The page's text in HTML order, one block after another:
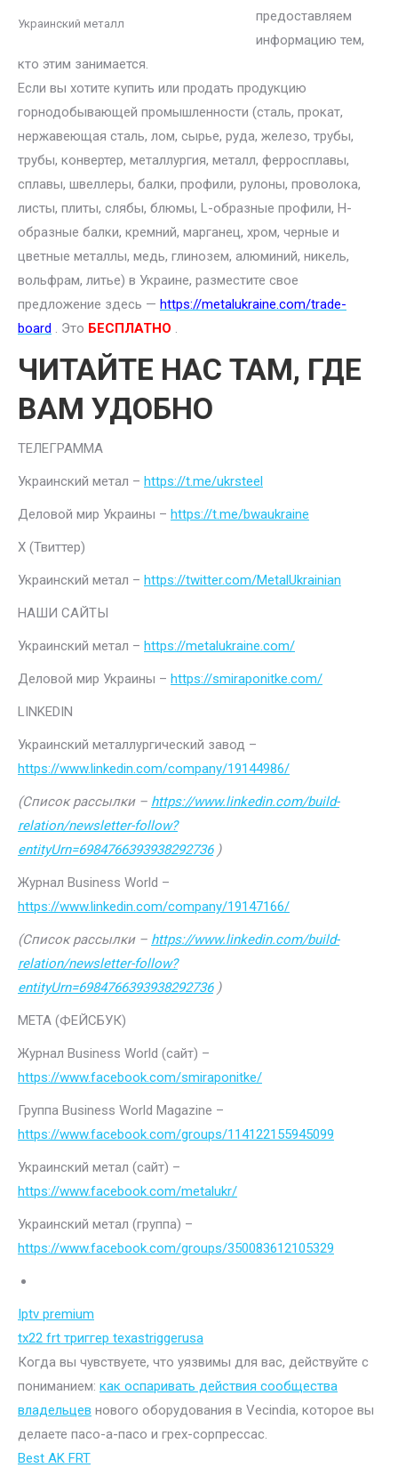
Украинский металл
предоставляем
информацию тем,
кто этим занимается.
Если вы хотите купить или продать продукцию
горнодобывающей промышленности (сталь, прокат,
нержавеющая сталь, лом, сырье, руда, железо, трубы,
трубы, конвертер, металлургия, металл, ферросплавы,
сплавы, швеллеры, балки, профили, рулоны, проволока,
листы, плиты, слябы, блюмы, L-образные профили, H-
образные балки, кремний, марганец, хром, черные и
цветные металлы, медь, глинозем, алюминий, никель,
вольфрам, литье) в Украине, разместите свое
предложение здесь — https://metalukraine.com/trade-
board . Это БЕСПЛАТНО .
ЧИТАЙТЕ НАС ТАМ, ГДЕ
ВАМ УДОБНО
ТЕЛЕГРАММА
Украинский метал – https://t.me/ukrsteel
Деловой мир Украины – https://t.me/bwaukraine
Х (Твиттер)
Украинский метал – https://twitter.com/MetalUkrainian
НАШИ САЙТЫ
Украинский метал – https://metalukraine.com/
Деловой мир Украины – https://smiraponitke.com/
LINKEDIN
Украинский металлургический завод –
https://www.linkedin.com/company/19144986/
(Список рассылки – https://www.linkedin.com/build-
relation/newsletter-follow?
entityUrn=6984766393938292736)
Журнал Business World –
https://www.linkedin.com/company/19147166/
(Список рассылки – https://www.linkedin.com/build-
relation/newsletter-follow?
entityUrn=6984766393938292736)
МЕТА (ФЕЙСБУК)
Журнал Business World (сайт) –
https://www.facebook.com/smiraponitke/
Группа Business World Magazine –
https://www.facebook.com/groups/114122155945099
Украинский метал (сайт) –
https://www.facebook.com/metalukr/
Украинский метал (группа) –
https://www.facebook.com/groups/350083612105329
Iptv premium
tx22 frt триггер texastriggerusa
Когда вы чувствуете, что уязвимы для вас, действуйте с
пониманием: как оспаривать действия сообщества
владельцев нового оборудования в Vecindia, которое вы
делаете пасо-а-пасо и грех-сорпрессас.
Best AK FRT